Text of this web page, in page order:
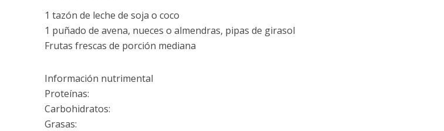
1 tazón de leche de soja o coco
1 puñado de avena, nueces o almendras, pipas de girasol
Frutas frescas de porción mediana
Información nutrimental
Proteínas:
Carbohidratos:
Grasas: